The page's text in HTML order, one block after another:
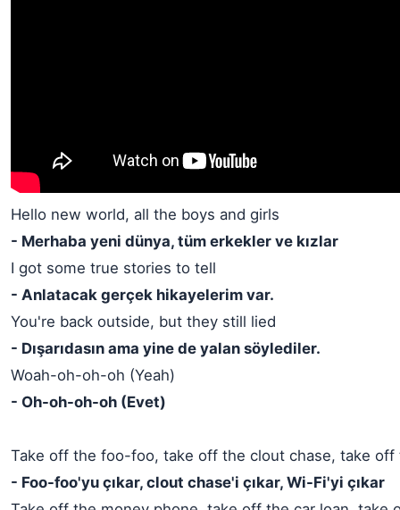
Hello new world, all the boys and girls
- Merhaba yeni dünya, tüm erkekler ve kızlar
I got some true stories to tell
- Anlatacak gerçek hikayelerim var.
You're back outside, but they still lied
- Dışarıdasın ama yine de yalan söylediler.
Woah-oh-oh-oh (Yeah)
- Oh-oh-oh-oh (Evet)
Take off the foo-foo, take off the clout chase, take off
- Foo-foo'yu çıkar, clout chase'i çıkar, Wi-Fi'yi çıkar